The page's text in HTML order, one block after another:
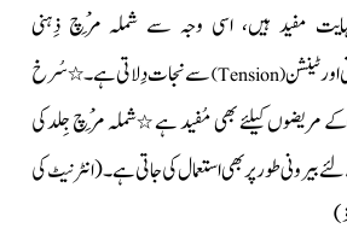
مفید ہیں، اسی وجہ سے شملہ مِرْچ ذِہنی
ٹینشن(
Tension
)سے نجات دِلاتی ہے۔٭سُرخ
کے مریضوں کیلئے بھی مُفید ہے٭شملہ مِرْچ جِلدکی
بیرونی طور پر بھی استعمال کی جاتی ہے۔(انٹرنیٹ کی